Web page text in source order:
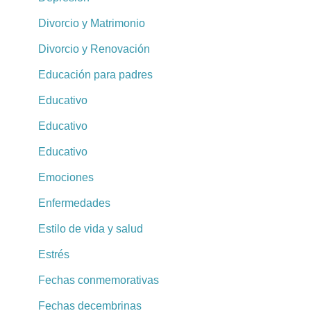
Divorcio y Matrimonio
Divorcio y Renovación
Educación para padres
Educativo
Educativo
Educativo
Emociones
Enfermedades
Estilo de vida y salud
Estrés
Fechas conmemorativas
Fechas decembrinas